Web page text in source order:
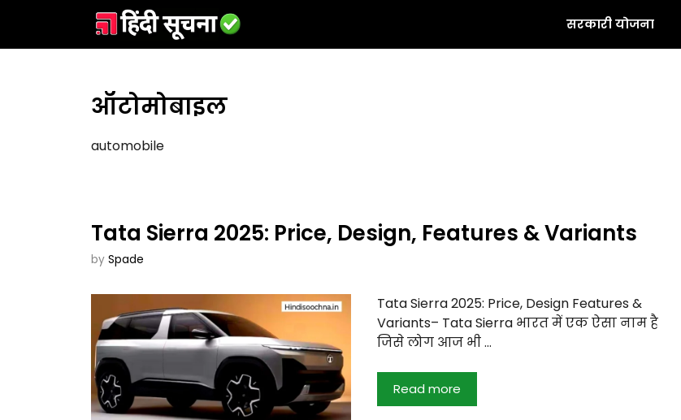
content
सरकारी योजना
ऑटोमोबाइल
automobile
Tata Sierra 2025: Price, Design, Features & Variants
by Spade
Tata Sierra 2025: Price, Design Features &
Variants– Tata Sierra भारत में एक ऐसा नाम है
जिसे लोग आज भी …
Read more